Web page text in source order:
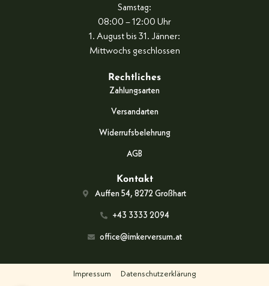
Samstag:
08:00 – 12:00 Uhr
1. August bis 31. Jänner:
Mittwochs geschlossen
Rechtliches
Zahlungsarten
Versandarten
Widerrufsbelehrung
AGB
Kontakt
Auffen 54, 8272 Großhart
+43 3333 2094
office@imkerversum.at
Impressum Datenschutzerklärung